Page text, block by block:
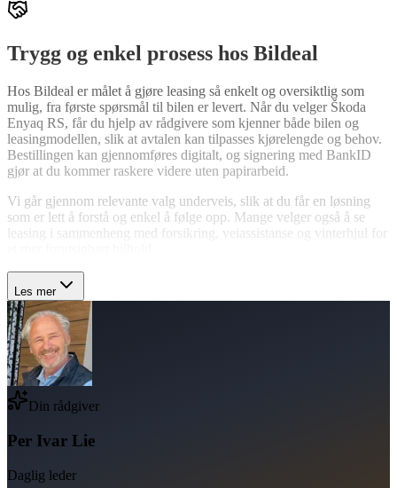
Trygg og enkel prosess hos Bildeal
Hos Bildeal er målet å gjøre leasing så enkelt og oversiktlig som
mulig, fra første spørsmål til bilen er levert. Når du velger Škoda
Enyaq RS, får du hjelp av rådgivere som kjenner både bilen og
leasingmodellen, slik at avtalen kan tilpasses kjørelengde og behov.
Bestillingen kan gjennomføres digitalt, og signering med BankID
gjør at du kommer raskere videre uten papirarbeid.
Vi går gjennom relevante valg underveis, slik at du får en løsning
som er lett å forstå og enkel å følge opp. Mange velger også å se
leasing i sammenheng med forsikring, veiassistanse og vinterhjul for
Les mer
Din rådgiver
Per Ivar Lie
Daglig leder